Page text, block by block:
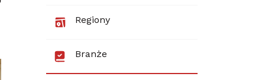
Regiony
Branże